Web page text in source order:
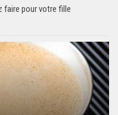
faire pour votre fille